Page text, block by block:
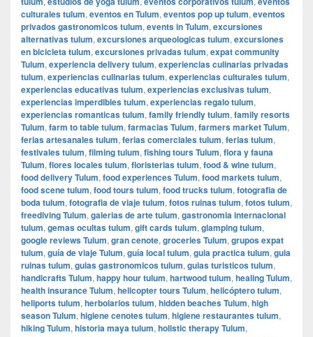
culturales tulum, eventos en Tulum, eventos pop up tulum, eventos
privados gastronomicos tulum, events in Tulum, excursiones
alternativas tulum, excursiones arqueologicas tulum, excursiones
en bicicleta tulum, excursiones privadas tulum, expat community
Tulum, experiencia delivery tulum, experiencias culinarias privadas
tulum, experiencias culinarias tulum, experiencias culturales tulum,
experiencias educativas tulum, experiencias exclusivas tulum,
experiencias imperdibles tulum, experiencias regalo tulum,
experiencias romanticas tulum, family friendly tulum, family resorts
Tulum, farm to table tulum, farmacias Tulum, farmers market Tulum,
ferias artesanales tulum, ferias comerciales tulum, ferias tulum,
festivales tulum, filming tulum, fishing tours Tulum, flora y fauna
Tulum, flores locales tulum, floristerias tulum, food & wine tulum,
food delivery Tulum, food experiences Tulum, food markets tulum,
food scene tulum, food tours tulum, food trucks tulum, fotografia de
boda tulum, fotografia de viaje tulum, fotos ruinas tulum, fotos tulum,
freediving Tulum, galerias de arte tulum, gastronomia internacional
tulum, gemas ocultas tulum, gift cards tulum, glamping tulum,
google reviews Tulum, gran cenote, groceries Tulum, grupos expat
tulum, guía de viaje Tulum, guía local tulum, guia practica tulum, guia
ruinas tulum, guias gastronomicos tulum, guias turisticos tulum,
handicrafts Tulum, happy hour tulum, hartwood tulum, healing Tulum,
health insurance Tulum, helicopter tours Tulum, helicóptero tulum,
heliports tulum, herbolarios tulum, hidden beaches Tulum, high
season Tulum, higiene cenotes tulum, higiene restaurantes tulum,
hiking Tulum, historia maya tulum, holistic therapy Tulum,